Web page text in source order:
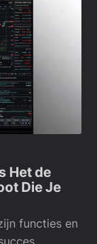
Het de
Die Je
functies en